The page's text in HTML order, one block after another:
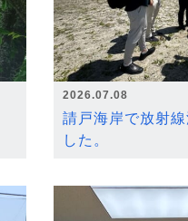
2026.07.08
請戸海岸で放射
した。